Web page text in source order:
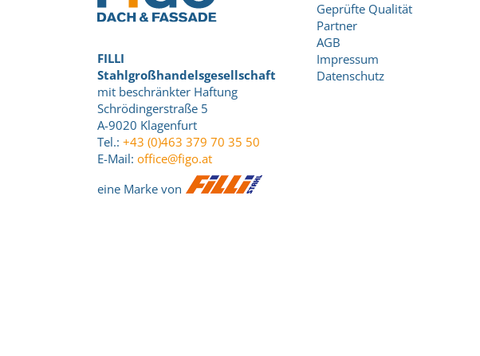
FILLI
Stahlgroßhandelsgesellschaft
mit beschränkter Haftung
Schrödingerstraße 5
A-9020 Klagenfurt
Tel.: +43 (0)463 379 70 35 50
E-Mail: office@figo.at
eine Marke von
Geprüfte Qualität
Partner
AGB
Impressum
Datenschutz